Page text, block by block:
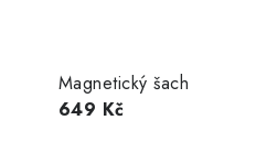
Magnetický šach
649 Kč